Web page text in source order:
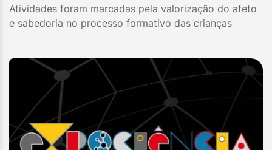
Atividades foram marcadas pela valorização do afeto
e sabedoria no processo formativo das crianças